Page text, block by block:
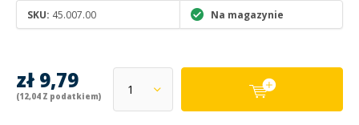
SKU: 45.007.00 Na magazynie
zł 9,79
(12,04 Z podatkiem)